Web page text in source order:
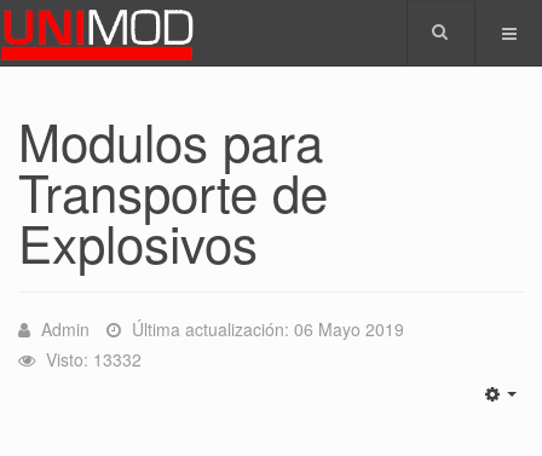
Modulos para
Transporte de
Explosivos
Admin
Última actualización: 06 Mayo 2019
Visto: 13332